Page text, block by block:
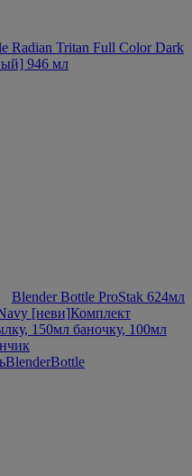
Radian Tritan Full Color Dark
946 мл
Blender Bottle ProStak 624мл
[неви]Комплект
150мл баночку, 100мл
BlenderBottle